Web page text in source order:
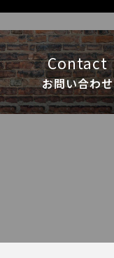
Contact
お問い合わせ